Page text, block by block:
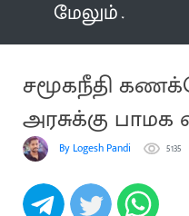
மேலும்
சமூகநீதி
அரசுக்கு பாமக
By Logesh Pandi 5135